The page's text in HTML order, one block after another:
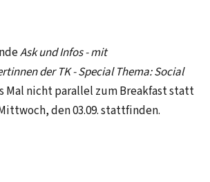
Ask und Infos - mit
der TK - Special Thema: Social
Mal nicht parallel zum Breakfast statt
den 03.09. stattfinden.